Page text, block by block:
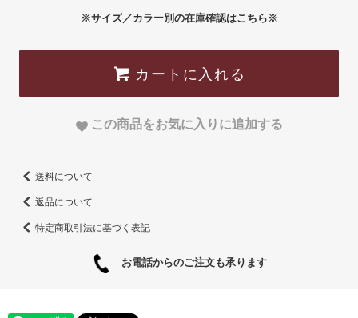
※サイズ／カラー別の在庫確認はこちら※
カートに入れる
この商品をお気に入りに追加する
送料について
返品について
特定商取引法に基づく表記
お電話からのご注文も承ります